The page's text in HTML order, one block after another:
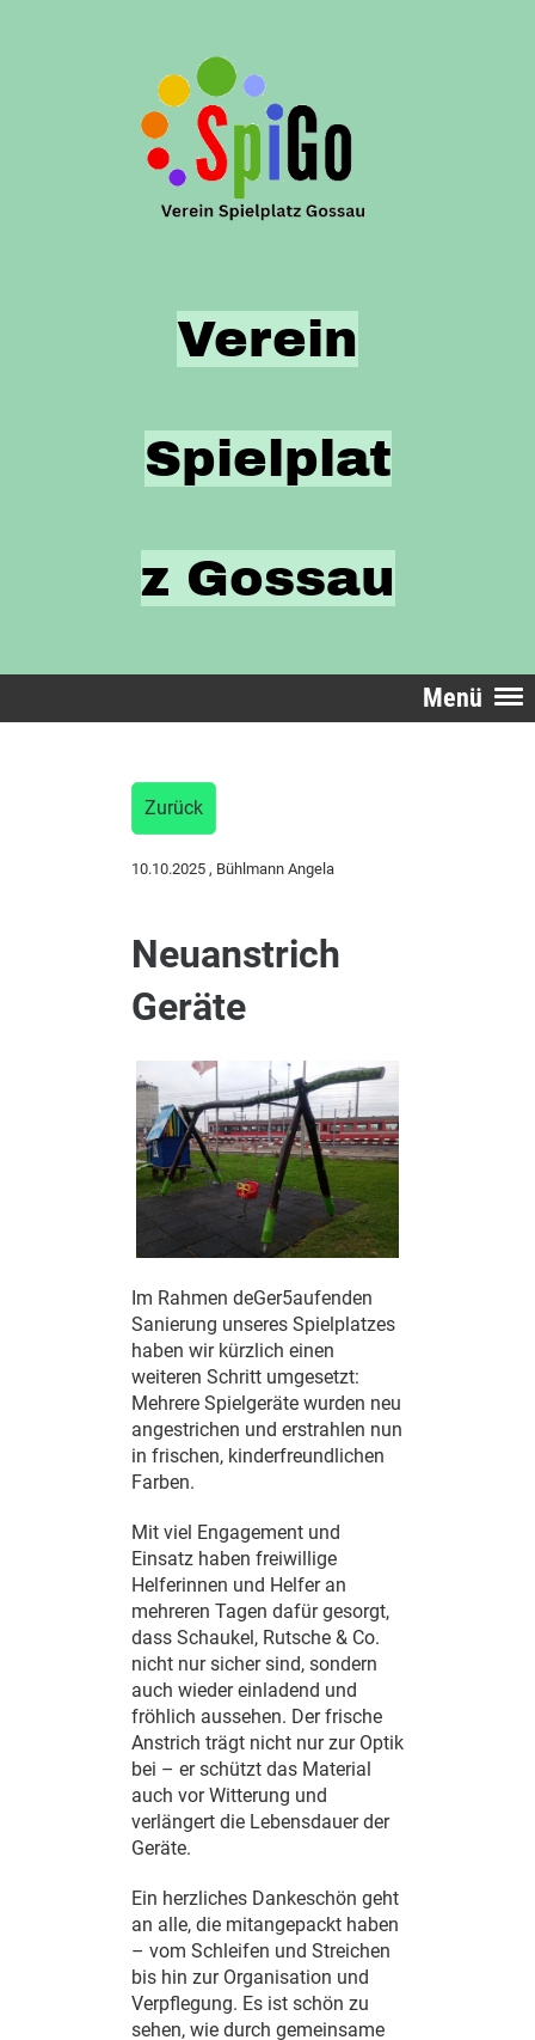
Verein
Spielplat
z Gossau
Menü
Zurück
10.10.2025 , Bühlmann Angela
Neuanstrich
Geräte
Im Rahmen deGer5aufenden
Sanierung unseres Spielplatzes
haben wir kürzlich einen
weiteren Schritt umgesetzt:
Mehrere Spielgeräte wurden neu
angestrichen und erstrahlen nun
in frischen, kinderfreundlichen
Farben.
Mit viel Engagement und
Einsatz haben freiwillige
Helferinnen und Helfer an
mehreren Tagen dafür gesorgt,
dass Schaukel, Rutsche & Co.
nicht nur sicher sind, sondern
auch wieder einladend und
fröhlich aussehen. Der frische
Anstrich trägt nicht nur zur Optik
bei – er schützt das Material
auch vor Witterung und
verlängert die Lebensdauer der
Geräte.
Ein herzliches Dankeschön geht
an alle, die mitangepackt haben
– vom Schleifen und Streichen
bis hin zur Organisation und
Verpflegung. Es ist schön zu
sehen, wie durch gemeinsame